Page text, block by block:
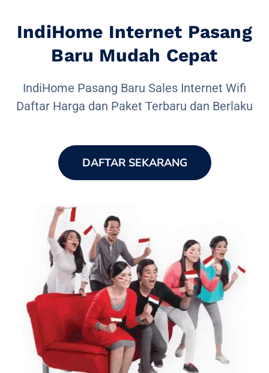
IndiHome Internet Pasang
Baru Mudah Cepat
IndiHome Pasang Baru Sales Internet Wifi
Daftar Harga dan Paket Terbaru dan Berlaku
DAFTAR SEKARANG